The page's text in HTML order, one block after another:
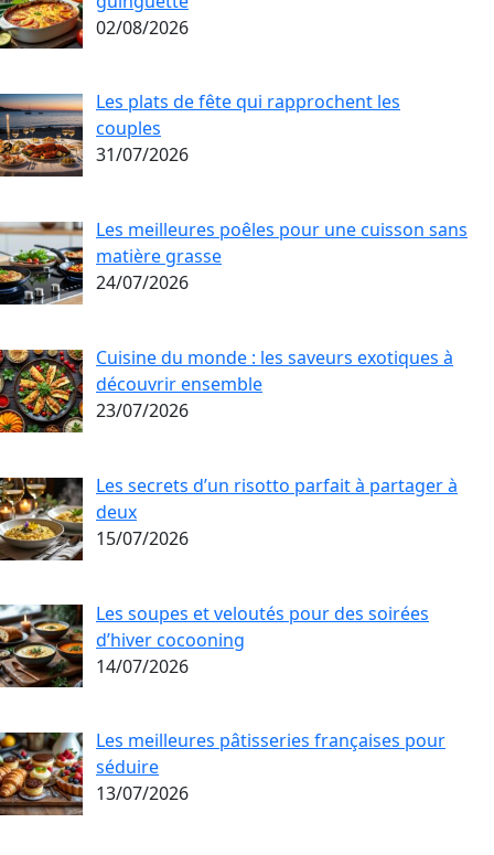
02/08/2026
Les plats de fête qui rapprochent les
couples
31/07/2026
Les meilleures poêles pour une cuisson sans
matière grasse
24/07/2026
Cuisine du monde : les saveurs exotiques à
découvrir ensemble
23/07/2026
Les secrets d’un risotto parfait à partager à
deux
15/07/2026
Les soupes et veloutés pour des soirées
d’hiver cocooning
14/07/2026
Les meilleures pâtisseries françaises pour
séduire
13/07/2026